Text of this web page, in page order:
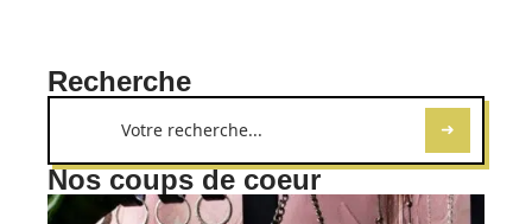
Recherche
Nos coups de coeur